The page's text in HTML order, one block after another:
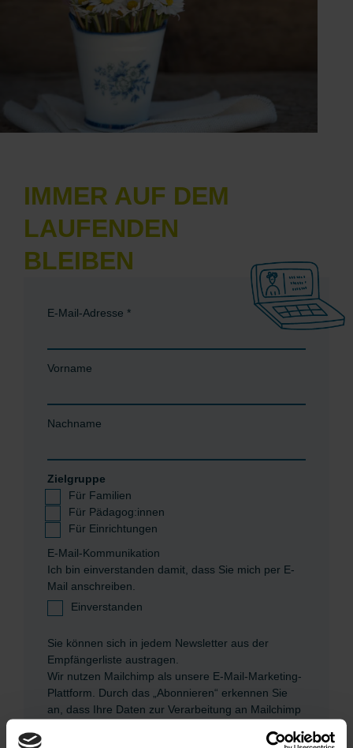
IMMER AUF DEM
LAUFENDEN
BLEIBEN
E-Mail-Adresse *
Vorname
Nachname
Zielgruppe
Für Familien
Für Pädagog:innen
Für Einrichtungen
E-Mail-Kommunikation
Ich bin einverstanden damit, dass Sie mich per E-
Mail anschreiben.
Einverstanden
Sie können sich in jedem Newsletter aus der
Empfängerliste austragen.
Wir nutzen Mailchimp als unsere E-Mail-Marketing-
Plattform. Durch das „Abonnieren“ erkennen Sie
an, dass Ihre Daten zur Verarbeitung an Mailchimp